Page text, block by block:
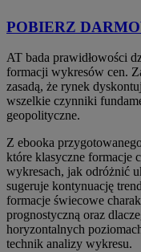
POBIERZ
AT bada prawidłowości
formacji wykresów cen.
zasadą, że rynek
wszelkie czynniki
geopolityczne.
Z ebooka
które klasyczne formacje
wykresach, jak odróżnić
sugeruje kontynuację
formacje świecowe
prognostyczną oraz
horyzontalnych
technik analizy wykresu.